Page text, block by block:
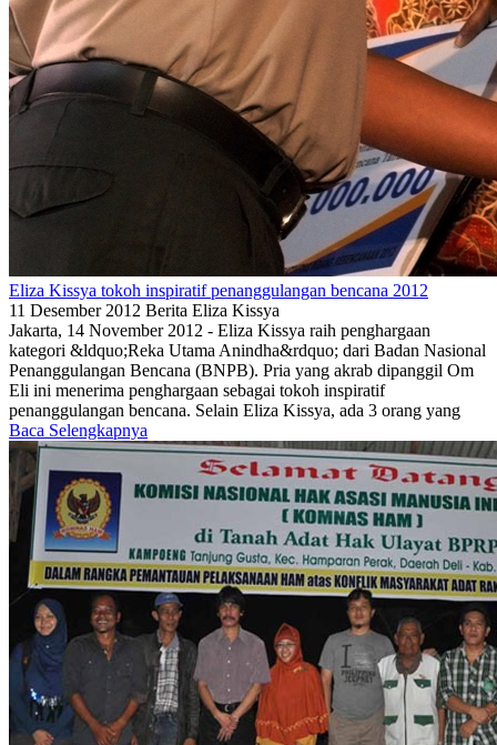
Eliza Kissya tokoh inspiratif penanggulangan bencana 2012
11 Desember 2012 Berita Eliza Kissya
Jakarta, 14 November 2012 - Eliza Kissya raih penghargaan
kategori &ldquo;Reka Utama Anindha&rdquo; dari Badan Nasional
Penanggulangan Bencana (BNPB). Pria yang akrab dipanggil Om
Eli ini menerima penghargaan sebagai tokoh inspiratif
penanggulangan bencana. Selain Eliza Kissya, ada 3 orang yang
Baca Selengkapnya